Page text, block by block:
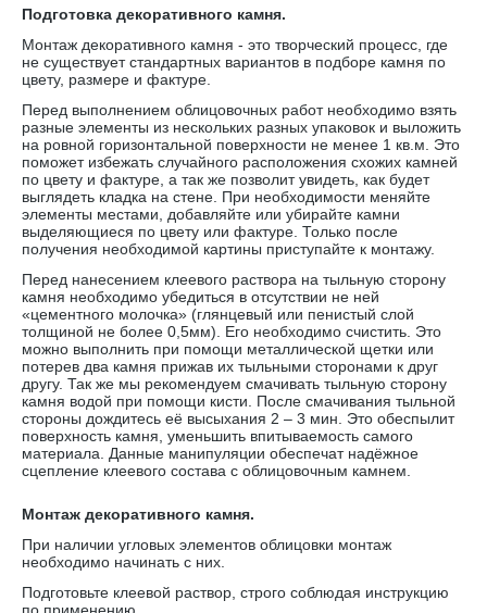
Подготовка декоративного камня.
Монтаж декоративного камня - это творческий процесс, где
не существует стандартных вариантов в подборе камня по
цвету, размере и фактуре.
Перед выполнением облицовочных работ необходимо взять
разные элементы из нескольких разных упаковок и выложить
на ровной горизонтальной поверхности не менее 1 кв.м. Это
поможет избежать случайного расположения схожих камней
по цвету и фактуре, а так же позволит увидеть, как будет
выглядеть кладка на стене. При необходимости меняйте
элементы местами, добавляйте или убирайте камни
выделяющиеся по цвету или фактуре. Только после
получения необходимой картины приступайте к монтажу.
Перед нанесением клеевого раствора на тыльную сторону
камня необходимо убедиться в отсутствии не ней
«цементного молочка» (глянцевый или пенистый слой
толщиной не более 0,5мм). Его необходимо счистить. Это
можно выполнить при помощи металлической щетки или
потерев два камня прижав их тыльными сторонами к друг
другу. Так же мы рекомендуем смачивать тыльную сторону
камня водой при помощи кисти. После смачивания тыльной
стороны дождитесь её высыхания 2 – 3 мин. Это обеспылит
поверхность камня, уменьшить впитываемость самого
материала. Данные манипуляции обеспечат надёжное
сцепление клеевого состава с облицовочным камнем.
Монтаж декоративного камня.
При наличии угловых элементов облицовки монтаж
необходимо начинать с них.
Подготовьте клеевой раствор, строго соблюдая инструкцию